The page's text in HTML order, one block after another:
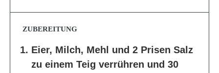
ZUBEREITUNG
Eier, Milch, Mehl und 2 Prisen Salz
zu einem Teig verrühren und 30